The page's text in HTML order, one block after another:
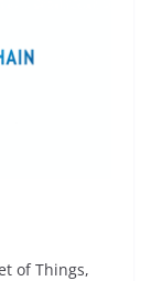
of Things,